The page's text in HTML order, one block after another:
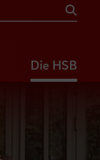
Suche
Die HSB